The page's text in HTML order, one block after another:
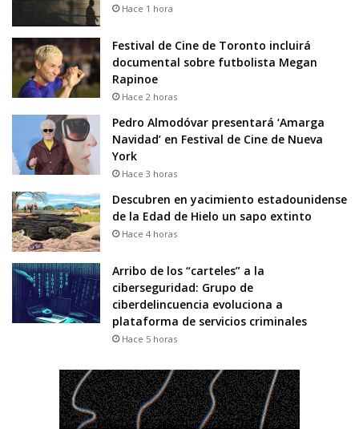
Hace 1 hora
Festival de Cine de Toronto incluirá
documental sobre futbolista Megan
Rapinoe
Hace 2 horas
Pedro Almodóvar presentará ‘Amarga
Navidad’ en Festival de Cine de Nueva
York
Hace 3 horas
Descubren en yacimiento estadounidense
de la Edad de Hielo un sapo extinto
Hace 4 horas
Arribo de los “carteles” a la
ciberseguridad: Grupo de
ciberdelincuencia evoluciona a
plataforma de servicios criminales
Hace 5 horas